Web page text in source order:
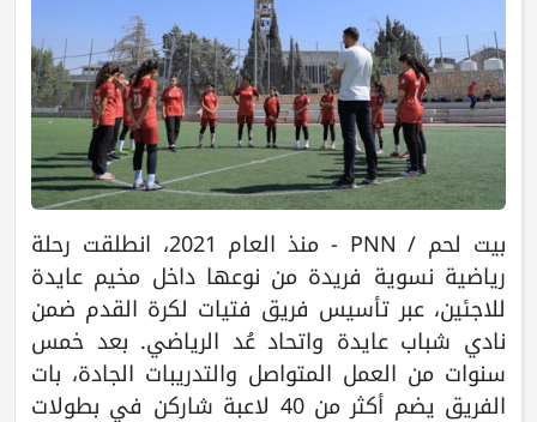
بيت لحم / PNN - منذ العام 2021، انطلقت رحلة
رياضية نسوية فريدة من نوعها داخل مخيم عايدة
للاجئين، عبر تأسيس فريق فتيات لكرة القدم ضمن
نادي شباب عايدة واتحاد عُد الرياضي. بعد خمس
سنوات من العمل المتواصل والتدريبات الجادة، بات
الفريق يضم أكثر من 40 لاعبة شاركن في بطولات